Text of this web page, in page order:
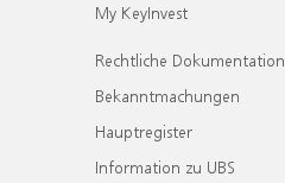
My KeyInvest
Rechtliche Dokumentation
Bekanntmachungen
Hauptregister
Information zu UBS